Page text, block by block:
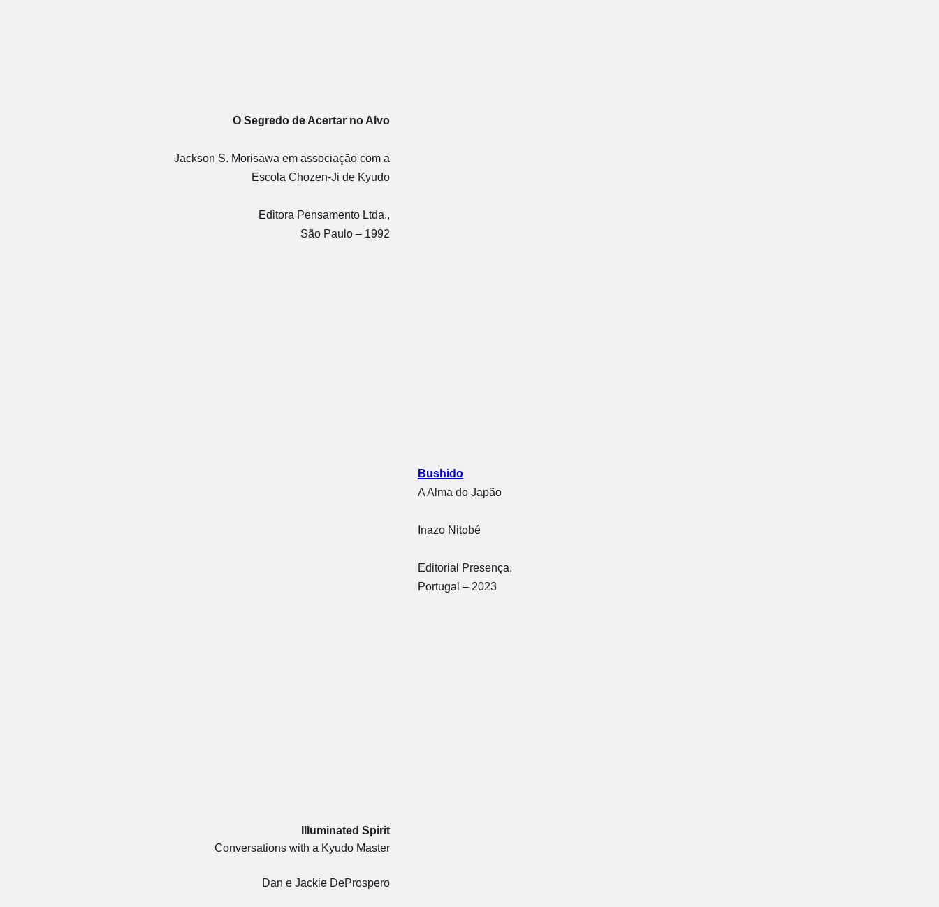
O Segredo de Acertar no Alvo
Jackson S. Morisawa em associação com a
Escola Chozen-Ji de Kyudo
Editora Pensamento Ltda.,
São Paulo – 1992
Bushido
A Alma do Japão
Inazo Nitobé
Editorial Presença,
Portugal – 2023
Illuminated Spirit
Conversations with a Kyudo Master
Dan e Jackie DeProspero